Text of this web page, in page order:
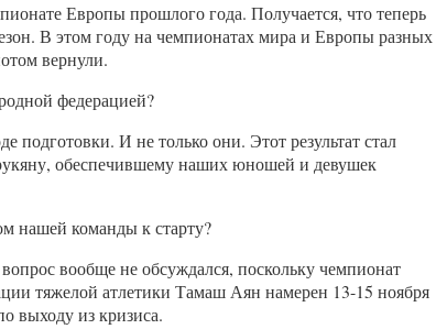
Европы прошлого года. Получается, что теперь
В этом году на чемпионатах мира и Европы разных
вернули.
федерацией?
И не только они. Этот результат стал
обеспечившему наших юношей и девушек
нашей команды к старту?
вообще не обсуждался, поскольку чемпионат
тяжелой атлетики Тамаш Аян намерен 13-15 ноября
выходу из кризиса.